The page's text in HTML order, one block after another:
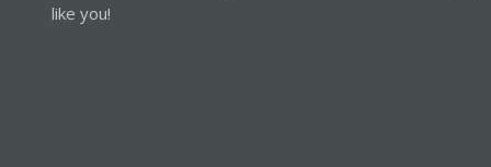
like you!